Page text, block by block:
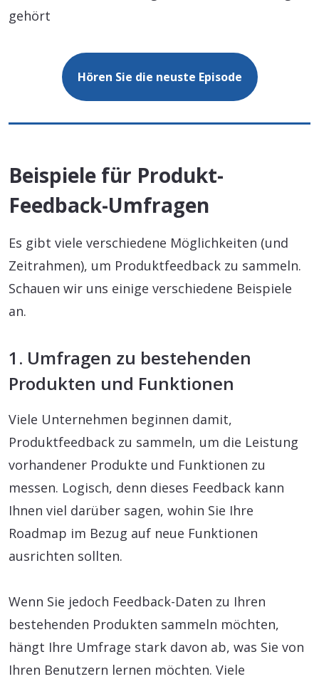
gehört
Hören Sie die neuste Episode
Beispiele für Produkt-
Feedback-Umfragen
Es gibt viele verschiedene Möglichkeiten (und
Zeitrahmen), um Produktfeedback zu sammeln.
Schauen wir uns einige verschiedene Beispiele
an.
1. Umfragen zu bestehenden
Produkten und Funktionen
Viele Unternehmen beginnen damit,
Produktfeedback zu sammeln, um die Leistung
vorhandener Produkte und Funktionen zu
messen. Logisch, denn dieses Feedback kann
Ihnen viel darüber sagen, wohin Sie Ihre
Roadmap im Bezug auf neue Funktionen
ausrichten sollten.
Wenn Sie jedoch Feedback-Daten zu Ihren
bestehenden Produkten sammeln möchten,
hängt Ihre Umfrage stark davon ab, was Sie von
Ihren Benutzern lernen möchten. Viele